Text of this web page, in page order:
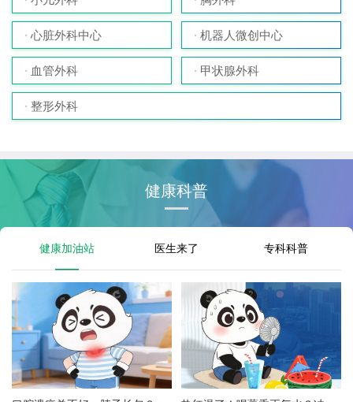
心脏外科中心 机器人微创中心
血管外科 甲状腺外科
整形外科
健康科普
健康加油站 医生来了 专科科普